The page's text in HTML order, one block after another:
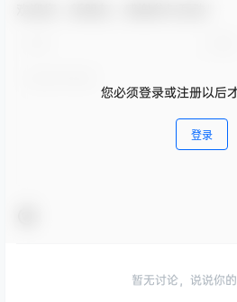
您必须登录或注册以后
登录
暂无讨论，说说你